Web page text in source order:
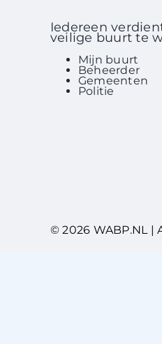
Iedereen
veilige buurt te
Mijn buurt
Beheerder
Gemeenten
Politie
© 2026 WABP.NL |